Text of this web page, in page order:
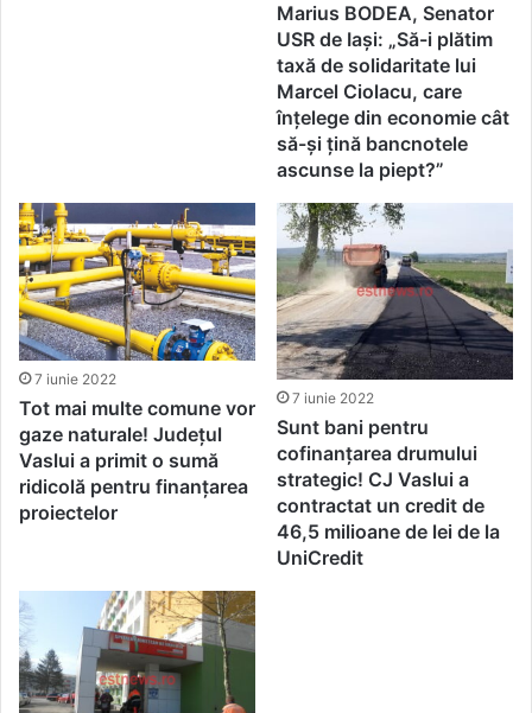
Marius BODEA, Senator
USR de Iaşi: „Să-i plătim
taxă de solidaritate lui
Marcel Ciolacu, care
înțelege din economie cât
să-și țină bancnotele
ascunse la piept?”
7 iunie 2022
Tot mai multe comune vor
gaze naturale! Județul
Vaslui a primit o sumă
ridicolă pentru finanțarea
proiectelor
7 iunie 2022
Sunt bani pentru
cofinanțarea drumului
strategic! CJ Vaslui a
contractat un credit de
46,5 milioane de lei de la
UniCredit